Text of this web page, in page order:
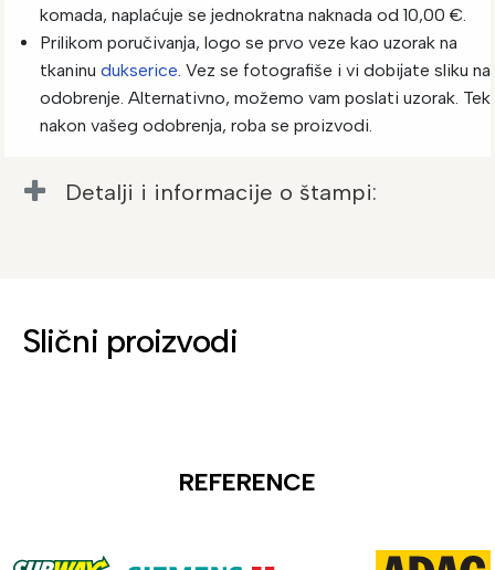
komada, naplaćuje se jednokratna naknada od 10,00 €.
Prilikom poručivanja, logo se prvo veze kao uzorak na
tkaninu dukserice. Vez se fotografiše i vi dobijate sliku na
odobrenje. Alternativno, možemo vam poslati uzorak. Tek
nakon vašeg odobrenja, roba se proizvodi.
Detalji i informacije o štampi:
Slični proizvodi
REFERENCE